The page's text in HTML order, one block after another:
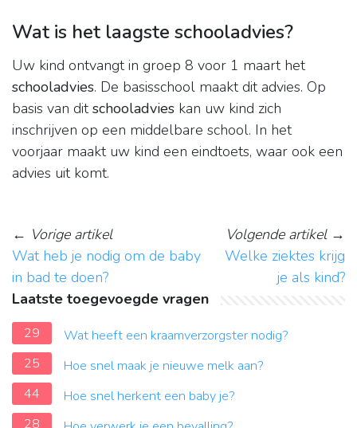
Wat is het laagste schooladvies?
Uw kind ontvangt in groep 8 voor 1 maart het
schooladvies. De basisschool maakt dit advies. Op
basis van ditschooladvies kan uw kind zich
inschrijven op een middelbare school. In het
voorjaar maakt uw kind een eindtoets, waar ook een
advies uit komt.
← Vorige artikel
Wat heb je nodig om de baby
in bad te doen?
Volgende artikel→
Welke ziektes krijg
je als kind?
Laatste toegevoegde vragen
29
Wat heeft een kraamverzorgster nodig?
25
Hoe snel maak je nieuwe melk aan?
44
Hoe snel herkent een baby je?
28